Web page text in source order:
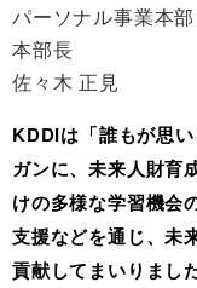
パーソナル事業本
本部長
佐々木 正見
KDDIは「誰もが思
ガンに、未来人財育
けの多様な学習機会
支援などを通じ、未
貢献してまいりまし